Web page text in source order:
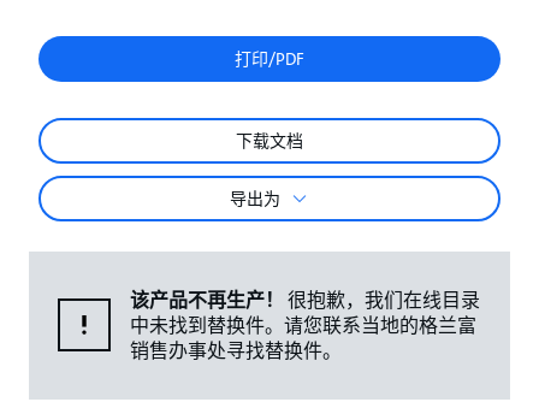
打印/PDF
下载文档
导出为
该产品不再生产！
很抱歉，我们在线目录
中未找到替换件。请您联系当地的格兰富
销售办事处寻找替换件。